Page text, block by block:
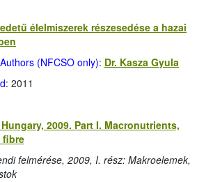
élelmiszerek részesedése a hazai
(NFCSO only): Dr. Kasza Gyula
: 2011
2009. Part I. Macronutrients,
fibre
felmérése, 2009, I. rész: Makroelemek,